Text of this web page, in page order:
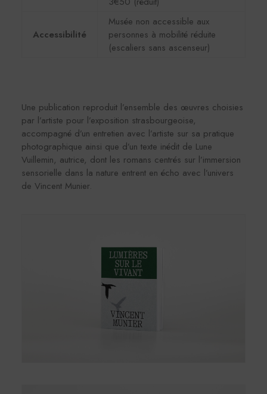
Accessibilité
Musée non accessible aux
personnes à mobilité réduite
(escaliers sans ascenseur)
Une publication reproduit l’ensemble des œuvres choisies
par l’artiste pour l’exposition strasbourgeoise,
accompagné d’un entretien avec l’artiste sur sa pratique
photographique ainsi que d’un texte inédit de Lune
Vuillemin, autrice, dont les romans centrés sur l’immersion
sensorielle dans la nature entrent en écho avec l’univers
de Vincent Munier.